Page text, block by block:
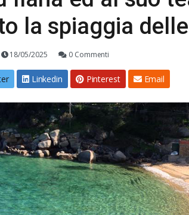
la spiaggia
18/05/2025 0 Commenti
Linkedin Pinterest Email